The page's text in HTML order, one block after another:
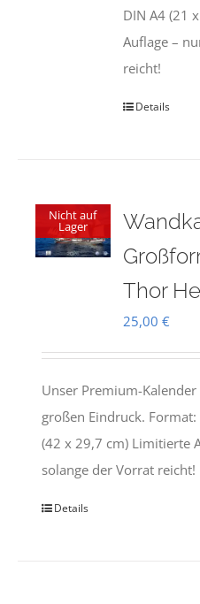
DIN A4 (21
Auflage –
reicht!
Details
Nicht auf
Lager
Thor
25,00€
Unser Premium-
großen Eindruck.
(42 x 29,7 cm) Limitierte
solange der Vorrat reicht!
Details